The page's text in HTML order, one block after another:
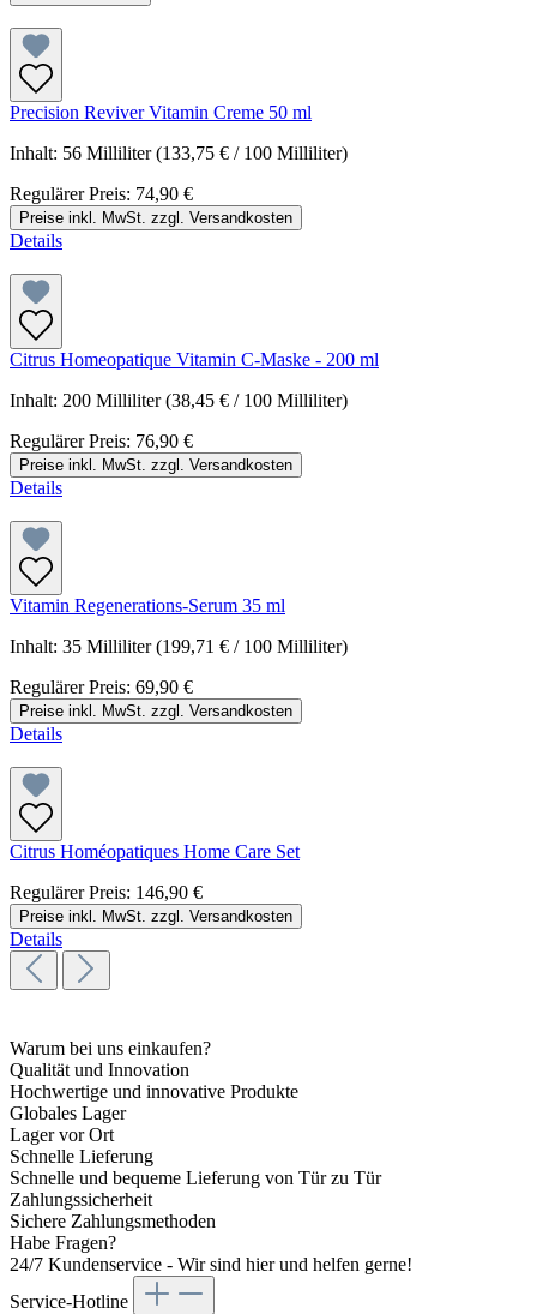
Precision Reviver Vitamin Creme 50 ml
Inhalt: 56 Milliliter(133,75 € / 100 Milliliter)
Regulärer Preis: 74,90 €
Preise inkl. MwSt. zzgl. Versandkosten
Details
Citrus Homeopatique Vitamin C-Maske - 200 ml
Inhalt: 200 Milliliter(38,45 € / 100 Milliliter)
Regulärer Preis: 76,90 €
Preise inkl. MwSt. zzgl. Versandkosten
Details
Vitamin Regenerations-Serum 35 ml
Inhalt: 35 Milliliter(199,71 € / 100 Milliliter)
Regulärer Preis: 69,90 €
Preise inkl. MwSt. zzgl. Versandkosten
Details
Citrus Homéopatiques Home Care Set
Regulärer Preis: 146,90 €
Preise inkl. MwSt. zzgl. Versandkosten
Details
Warum bei uns einkaufen?
Qualität und Innovation
Hochwertige und innovative Produkte
Globales Lager
Lager vor Ort
Schnelle Lieferung
Schnelle und bequeme Lieferung von Tür zu Tür
Zahlungssicherheit
Sichere Zahlungsmethoden
Habe Fragen?
24/7 Kundenservice - Wir sind hier und helfen gerne!
Service-Hotline